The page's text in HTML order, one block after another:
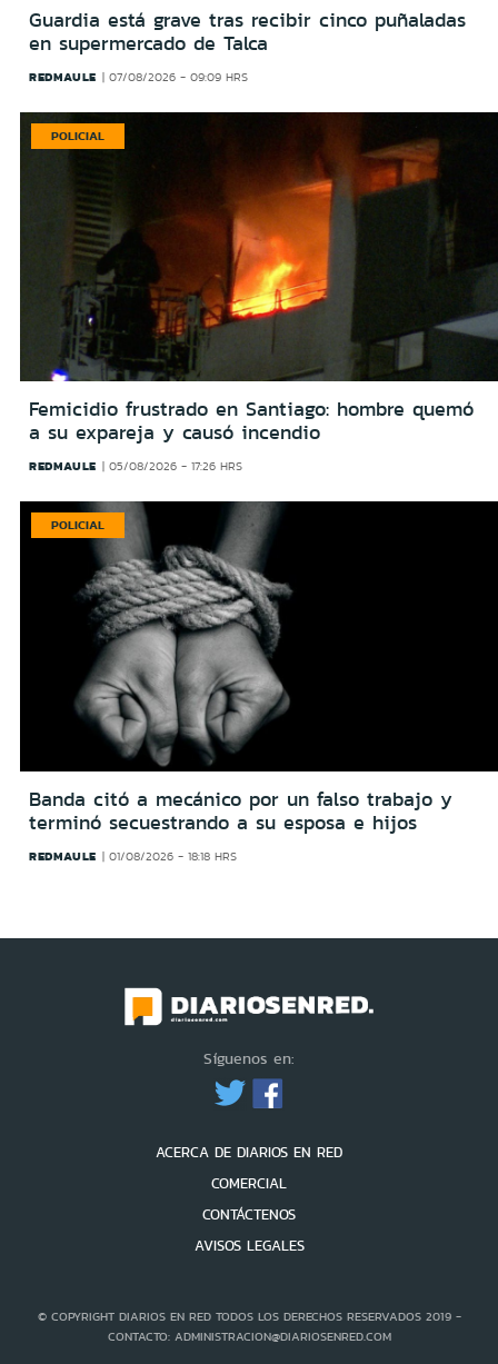
Guardia está grave tras recibir cinco puñaladas
en supermercado de Talca
REDMAULE 07/08/2026 - 09:09 HRS
POLICIAL
Femicidio frustrado en Santiago: hombre quemó
a su expareja y causó incendio
REDMAULE 05/08/2026 - 17:26 HRS
POLICIAL
Banda citó a mecánico por un falso trabajo y
terminó secuestrando a su esposa e hijos
REDMAULE 01/08/2026 - 18:18 HRS
Síguenos en:
ACERCA DE DIARIOS EN RED
COMERCIAL
CONTÁCTENOS
AVISOS LEGALES
© COPYRIGHT DIARIOS EN RED TODOS LOS DERECHOS RESERVADOS 2019 -
CONTACTO: ADMINISTRACION@DIARIOSENRED.COM